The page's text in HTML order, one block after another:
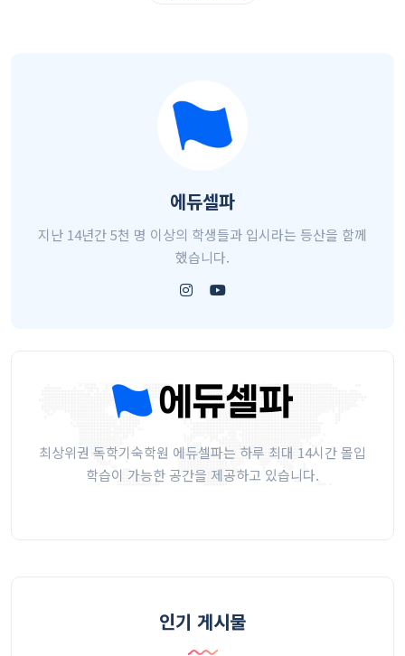
에듀셀파
지난 14년간 5천 명 이상의 학생들과 입시라는 등산을 함께
했습니다.
최상위권 독학기숙학원 에듀셀파는 하루 최대 14시간 몰입
학습이 가능한 공간을 제공하고 있습니다.
인기 게시물